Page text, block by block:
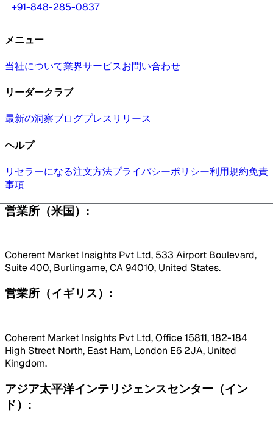
+91-848-285-0837
メニュー
当社について業界サービスお問い合わせ
リーダークラブ
最新の洞察ブログプレスリリース
ヘルプ
リセラーになる注文方法プライバシーポリシー利用規約免責
事項
営業所（米国）:
Coherent Market Insights Pvt Ltd, 533 Airport Boulevard,
Suite 400, Burlingame, CA 94010, United States.
営業所（イギリス）:
Coherent Market Insights Pvt Ltd, Office 15811, 182-184
High Street North, East Ham, London E6 2JA, United
Kingdom.
アジア太平洋インテリジェンスセンター（イン
ド）: